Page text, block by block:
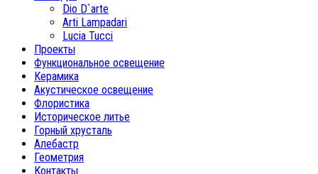
Dio D`arte
Arti Lampadari
Lucia Tucci
Проекты
Функциональное освещение
Керамика
Акустическое освещение
Флористика
Историческое литье
Горный хрусталь
Алебастр
Геометрия
Контакты